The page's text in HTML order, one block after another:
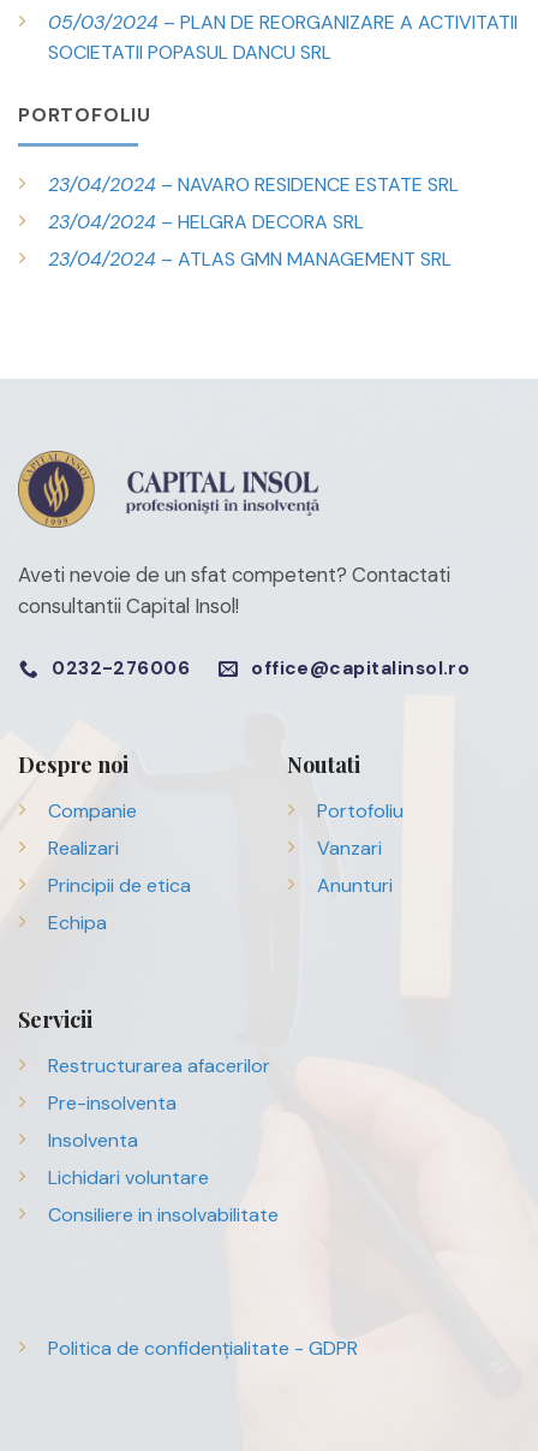
05/03/2024 – PLAN DE REORGANIZARE A ACTIVITATII
SOCIETATII POPASUL DANCU SRL
PORTOFOLIU
23/04/2024 – NAVARO RESIDENCE ESTATE SRL
23/04/2024 – HELGRA DECORA SRL
23/04/2024 – ATLAS GMN MANAGEMENT SRL
Aveti nevoie de un sfat competent? Contactati
consultantii Capital Insol!
0232-276006 office@capitalinsol.ro
Despre noi
Companie
Realizari
Principii de etica
Echipa
Noutati
Portofoliu
Vanzari
Anunturi
Servicii
Restructurarea afacerilor
Pre-insolventa
Insolventa
Lichidari voluntare
Consiliere in insolvabilitate
Politica de confidențialitate - GDPR